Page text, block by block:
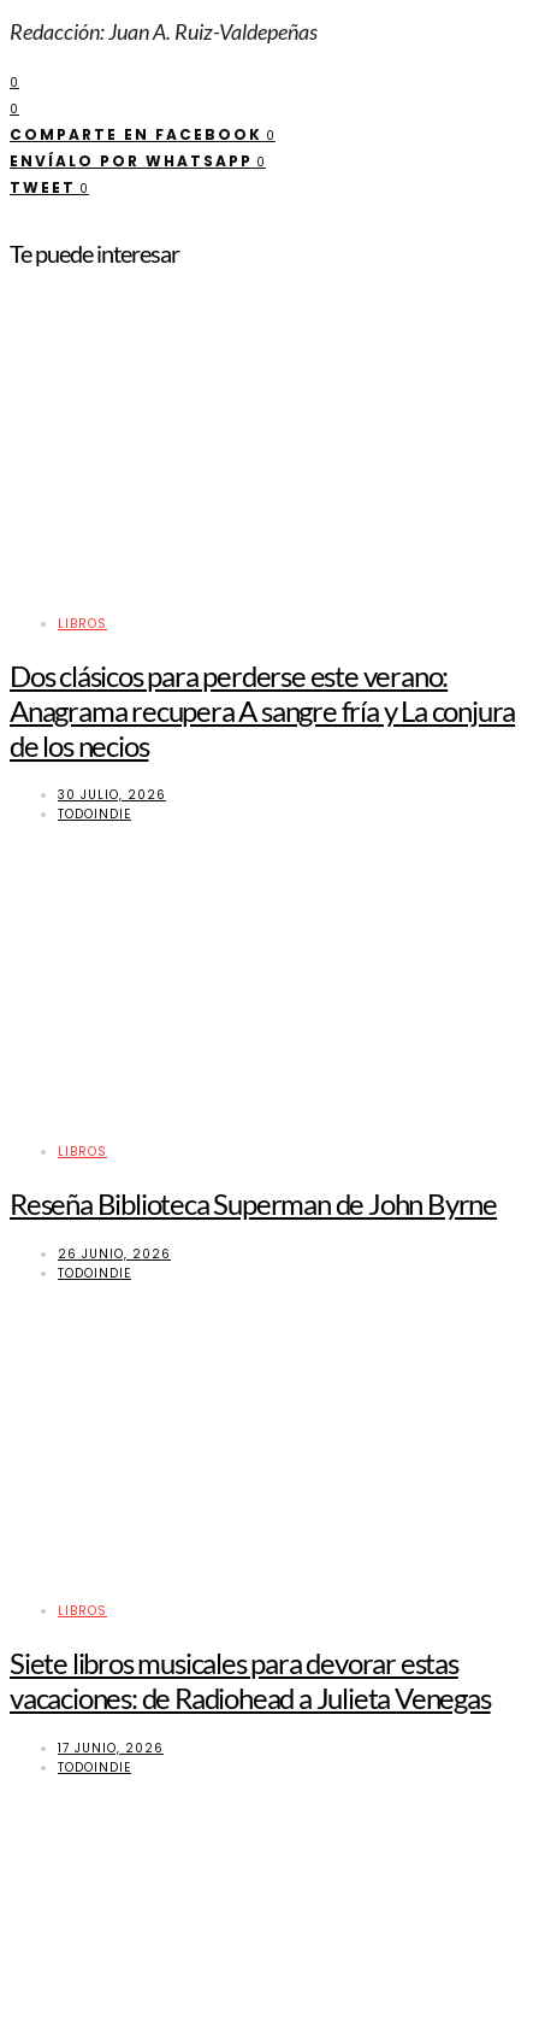
Redacción: Juan A. Ruiz-Valdepeñas
0
0
COMPARTE EN FACEBOOK 0
ENVÍALO POR WHATSAPP 0
TWEET 0
Te puede interesar
LIBROS
Dos clásicos para perderse este verano:
Anagrama recupera A sangre fría y La conjura
de los necios
30 JULIO, 2026
TODOINDIE
LIBROS
Reseña Biblioteca Superman de John Byrne
26 JUNIO, 2026
TODOINDIE
LIBROS
Siete libros musicales para devorar estas
vacaciones: de Radiohead a Julieta Venegas
17 JUNIO, 2026
TODOINDIE